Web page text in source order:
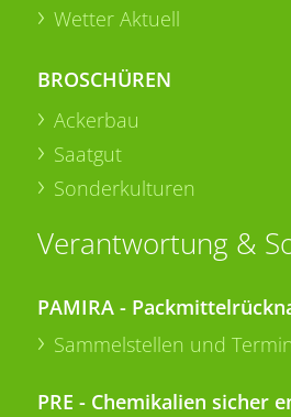
Wetter Aktuell
BROSCHÜREN
Ackerbau
Saatgut
Sonderkulturen
Verantwortung &
PAMIRA -
Sammelstellen und
PRE - Chemikalien sicher